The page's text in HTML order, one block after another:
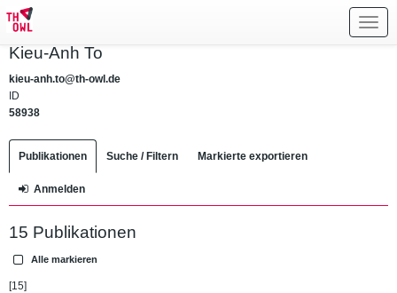
Kieu-Anh To
kieu-anh.to@th-owl.de
ID
58938
Publikationen Suche / Filtern Markierte exportieren
Anmelden
15 Publikationen
Alle markieren
[15]